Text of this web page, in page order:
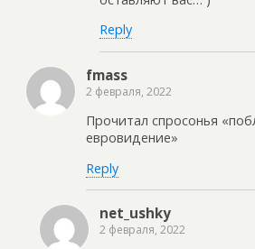
Reply
fmass
2 февраля, 2022
Прочитал спросонья
евровидение»
Reply
net_ushky
2 февраля, 2022